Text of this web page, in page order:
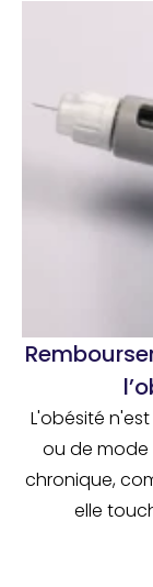
L'obésité
ou de mode
chronique,
elle